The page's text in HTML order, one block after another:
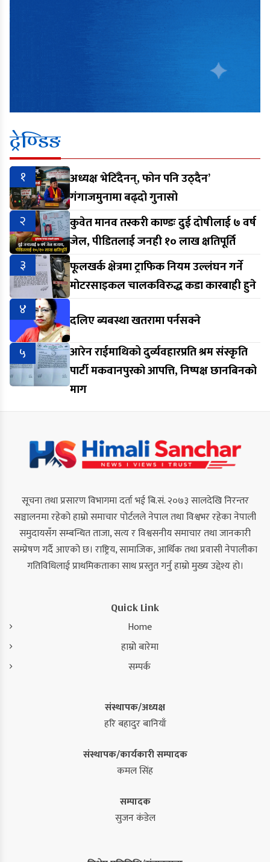
ट्रेण्डिङ
१
अध्यक्ष भेटिँदैनन्, फोन पनि उठ्दैन’
गंगाजमुनामा बढ्दो गुनासो
२
कुवेत मानव तस्करी काण्डः दुई दोषीलाई ७ वर्ष
जेल, पीडितलाई जनही १० लाख क्षतिपूर्ति
३
फूलखर्क क्षेत्रमा ट्राफिक नियम उल्लंघन गर्ने
मोटरसाइकल चालकविरुद्ध कडा कारबाही हुने
४
दलिए ब्यबस्था खतरामा पर्नसक्ने
५
आरेन राईमाथिको दुर्व्यवहारप्रति श्रम संस्कृति
पार्टी मकवानपुरको आपत्ति, निष्पक्ष छानबिनको
माग
सूचना तथा प्रसारण विभागमा दर्ता भई बि.सं. २०७३ सालदेखि निरन्तर
सञ्चालनमा रहेको हाम्रो समाचार पोर्टलले नेपाल तथा विश्वभर रहेका नेपाली
समुदायसँग सम्बन्धित ताजा, सत्य र विश्वसनीय समाचार तथा जानकारी
सम्प्रेषण गर्दै आएको छ। राष्ट्रिय, सामाजिक, आर्थिक तथा प्रवासी नेपालीका
गतिविधिलाई प्राथमिकताका साथ प्रस्तुत गर्नु हाम्रो मुख्य उद्देश्य हो।
Quick Link
Home
हाम्रो बारेमा
सम्पर्क
संस्थापक/अध्यक्ष
हरि बहादुर बानियाँ
संस्थापक/कार्यकारी सम्पादक
कमल सिंह
सम्पादक
सुजन कंडेल